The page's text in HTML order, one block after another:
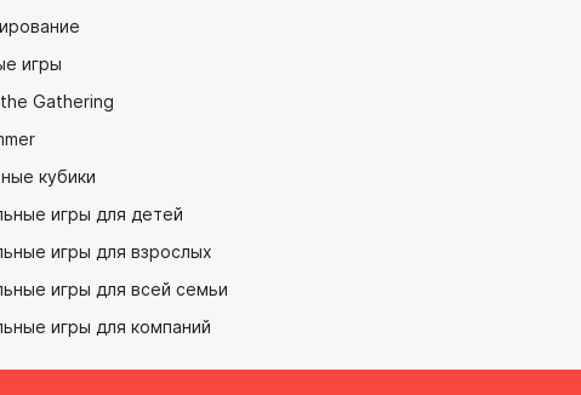
игры
Gathering
кубики
игры для детей
игры для взрослых
игры для всей семьи
игры для компаний